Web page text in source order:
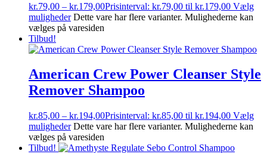
kr.79,00 – kr.179,00Prisinterval: kr.79,00 til kr.179,00 Vælg
muligheder Dette vare har flere varianter. Mulighederne kan
vælges på varesiden
Tilbud!
American Crew Power Cleanser Style
Remover Shampoo
kr.85,00 – kr.194,00Prisinterval: kr.85,00 til kr.194,00 Vælg
muligheder Dette vare har flere varianter. Mulighederne kan
vælges på varesiden
Tilbud!